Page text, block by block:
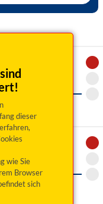
dieser
wie Sie
Browser
sich
Uhr
Uhr
für
» Ersatz)
Kröblitz